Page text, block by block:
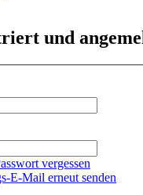
und
vergessen
E-Mail erneut senden